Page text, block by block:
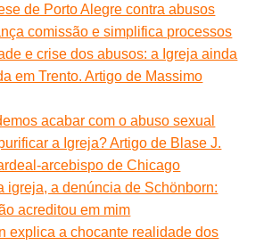
de Porto Alegre contra abusos
comissão e simplifica processos
e crise dos abusos: a Igreja ainda
em Trento. Artigo de Massimo
acabar com o abuso sexual
a Igreja? Artigo de Blase J.
arcebispo de Chicago
igreja, a denúncia de Schönborn:
acreditou em mim
explica a chocante realidade dos